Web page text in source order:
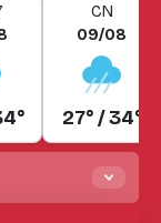
CN
09/08
27° / 34°